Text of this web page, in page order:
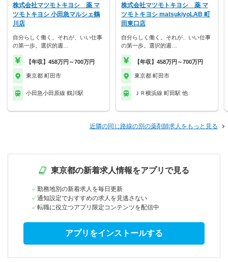
株式会社マツモトキヨシ 薬 マ
ツモトキヨシ 小田急マルシェ鶴
川店
自分らしく働く。それが、いい仕事
の第一歩。選択的週…
【年収】458万円～700万円
東京都 町田市
小田急小田原線 鶴川駅
株式会社マツモトキヨシ 薬 マ
ツモトキヨシ matsukiyoLAB 町
田東口店
自分らしく働く。それが、いい仕事
の第一歩。選択的週…
【年収】458万円～700万円
東京都 町田市
ＪＲ横浜線 町田駅 他
近隣の同じ路線の別の薬剤師求人をもっと見る
東京都の新着求人情報をアプリで見る
勤務地別の新着求人を毎日更新
通知設定でおすすめの求人を見逃さない
転職に役立つアプリ限定コンテンツを配信中
アプリをインストールする